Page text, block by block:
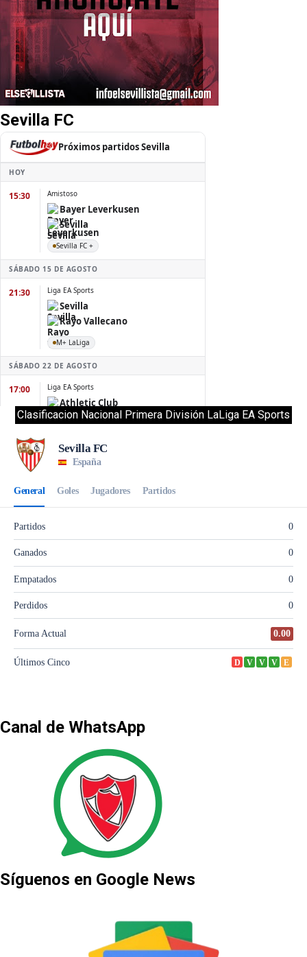
Sevilla FC
Clasificacion Nacional Primera División LaLiga EA Sports
Canal de WhatsApp
Síguenos en Google News